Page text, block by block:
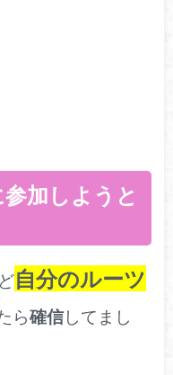
加しようと
自分のルーツ
ら確信してまし